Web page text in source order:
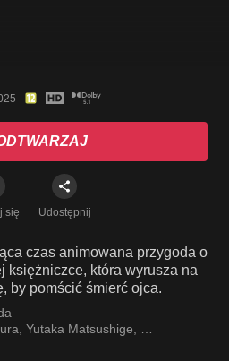
się Udostępnij
czas animowana przygoda o
księżniczce, która wyrusza na
by pomścić śmierć ojca.
, Yutaka Matsushige,